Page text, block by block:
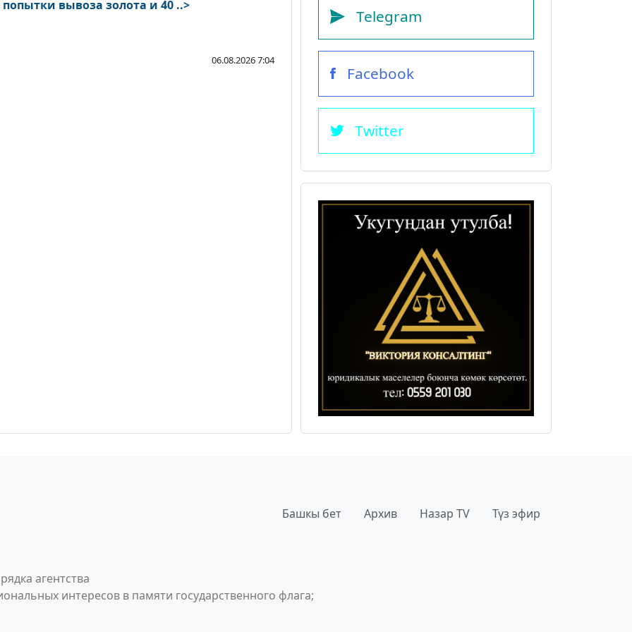
В Узбекистане пресекли попытки вывоза золота и 40 ..>
06.08.2026 7:04
Telegram
Facebook
Twitter
Башкы бет Архив Назар TV Түз эфир
агентства
интересов в памяти государственного флага;